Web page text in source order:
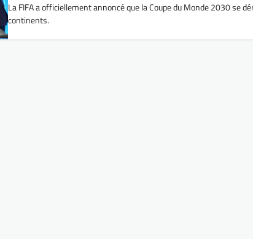
La FIFA a officiellement annoncé que la Coupe du Monde 2030 se
continents.